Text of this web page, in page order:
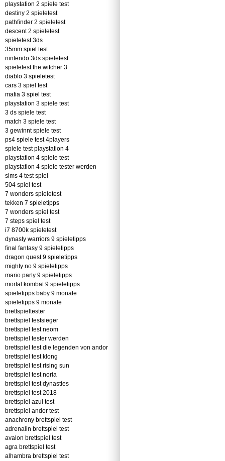
playstation 2 spiele test
destiny 2 spieletest
pathfinder 2 spieletest
descent 2 spieletest
spieletest 3ds
35mm spiel test
nintendo 3ds spieletest
spieletest the witcher 3
diablo 3 spieletest
cars 3 spiel test
mafia 3 spiel test
playstation 3 spiele test
3 ds spiele test
match 3 spiele test
3 gewinnt spiele test
ps4 spiele test 4players
spiele test playstation 4
playstation 4 spiele test
playstation 4 spiele tester werden
sims 4 test spiel
504 spiel test
7 wonders spieletest
tekken 7 spieletipps
7 wonders spiel test
7 steps spiel test
i7 8700k spieletest
dynasty warriors 9 spieletipps
final fantasy 9 spieletipps
dragon quest 9 spieletipps
mighty no 9 spieletipps
mario party 9 spieletipps
mortal kombat 9 spieletipps
spieletipps baby 9 monate
spieletipps 9 monate
brettspieltester
brettspiel testsieger
brettspiel test neom
brettspiel tester werden
brettspiel test die legenden von andor
brettspiel test klong
brettspiel test rising sun
brettspiel test noria
brettspiel test dynasties
brettspiel test 2018
brettspiel azul test
brettspiel andor test
anachrony brettspiel test
adrenalin brettspiel test
avalon brettspiel test
agra brettspiel test
alhambra brettspiel test